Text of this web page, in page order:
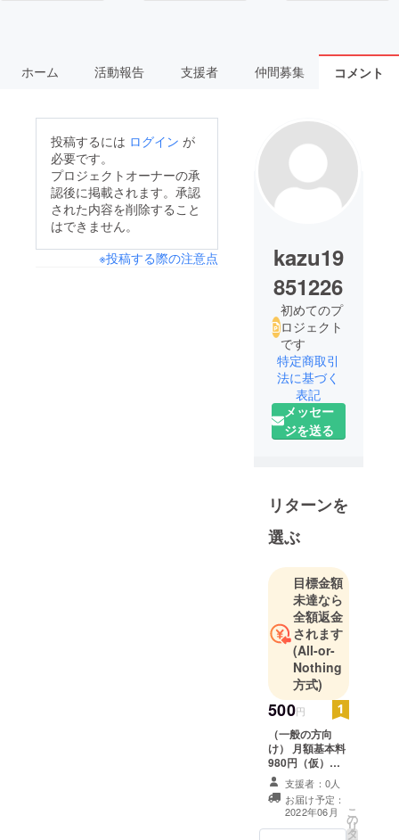
ホーム 活動報告 支援者 仲間募集 コメント
投稿するには ログイン が
必要です。
プロジェクトオーナーの承
認後に掲載されます。承認
された内容を削除すること
はできません。
※投稿する際の注意点
kazu19
851226
初めてのプ
ロジェクト
です
特定商取引
法に基づく
表記
メッセー
ジを送る
リターンを
選ぶ
目標金額
未達なら
全額返金
されます
(All-or-
Nothing
方式)
500円
（一般の方向
け） 月額基本料
980円（仮）
を、サービス開
始より1ヶ月間に
限り無料でご利
用いただけま
す。
支援者：0人
お届け予定：
2022年06月
こ
の
リ
タ